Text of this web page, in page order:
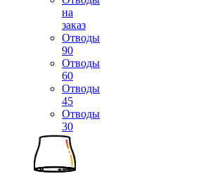
на
заказ
Отводы
90
Отводы
60
Отводы
45
Отводы
30